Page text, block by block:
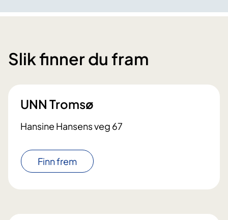
Slik finner du fram
UNN Tromsø
Hansine Hansens veg 67
Finn frem